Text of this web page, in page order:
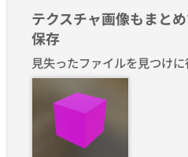
テクスチャ画像もまと
保存
見失ったファイルを見つけ